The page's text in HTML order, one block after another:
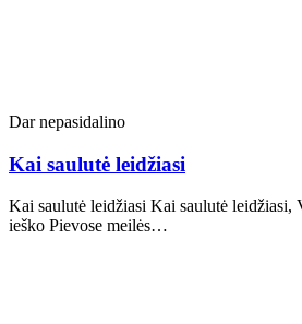
Dar nepasidalino
Kai saulutė leidžiasi
Kai saulutė leidžiasi Kai saulutė leidžiasi,
ieško Pievose meilės…